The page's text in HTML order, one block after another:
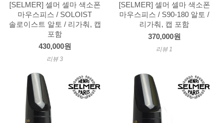
[SELMER] 셀머 셀마 색소폰
마우스피스 / SOLOIST
솔로이스트 알토 / 리가춰, 캡
포함
430,000원
리뷰 3
[SELMER] 셀머 셀마 색소폰
마우스피스 / S90-180 알토 /
리가춰, 캡 포함
370,000원
리뷰 1